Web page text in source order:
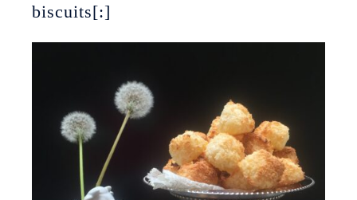
biscuits[:]